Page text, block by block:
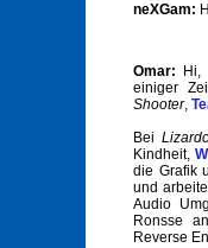
neXGam:
Omar: Hi,
einiger
Shooter,
Bei
Kindheit,
die Grafik
und
Audio
Ronsse
Reverse